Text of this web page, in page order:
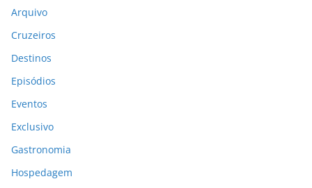
Arquivo
Cruzeiros
Destinos
Episódios
Eventos
Exclusivo
Gastronomia
Hospedagem